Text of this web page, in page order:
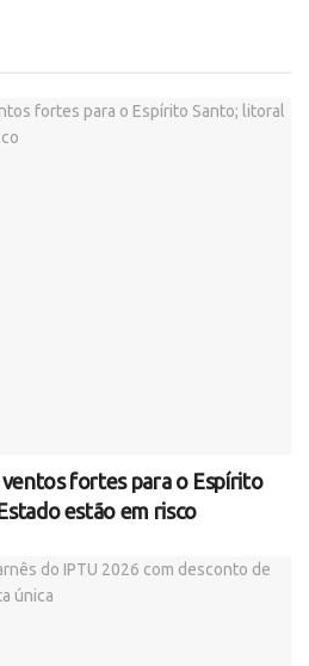
fortes para o Espírito
estão em risco